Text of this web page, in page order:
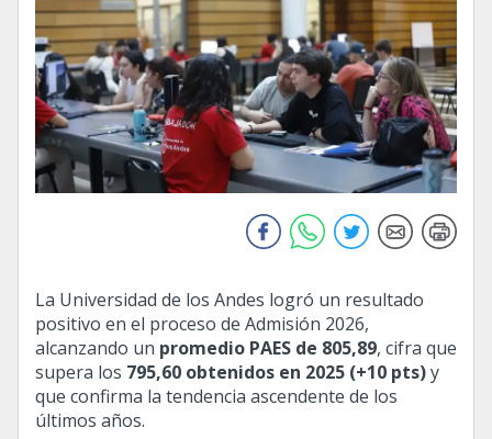
La Universidad de los Andes logró un resultado
positivo en el proceso de Admisión 2026,
alcanzando un promedio PAES de 805,89, cifra que
supera los 795,60 obtenidos en 2025 (+10 pts)y
que confirma la tendencia ascendente de los
últimos años.